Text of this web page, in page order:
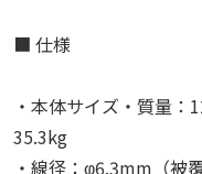
■ 仕様
・本体サイズ・質量
35.3kg
・線径：φ6.3mm（被